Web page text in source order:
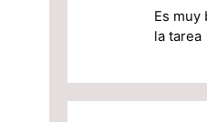
Es muy
la tarea